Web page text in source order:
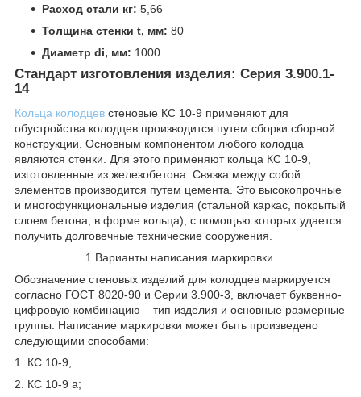
Расход стали кг: 5,66
Толщина стенки t, мм: 80
Диаметр di, мм: 1000
Стандарт изготовления изделия: Серия 3.900.1-
14
Кольца колодцев стеновые КС 10-9 применяют для
обустройства колодцев производится путем сборки сборной
конструкции. Основным компонентом любого колодца
являются стенки. Для этого применяют кольца КС 10-9,
изготовленные из железобетона. Связка между собой
элементов производится путем цемента. Это высокопрочные
и многофункциональные изделия (стальной каркас, покрытый
слоем бетона, в форме кольца), с помощью которых удается
получить долговечные технические сооружения.
1.Варианты написания маркировки.
Обозначение стеновых изделий для колодцев маркируется
согласно ГОСТ 8020-90 и Серии 3.900-3, включает буквенно-
цифровую комбинацию – тип изделия и основные размерные
группы. Написание маркировки может быть произведено
следующими способами:
1. КС 10-9;
2. КС 10-9 а;